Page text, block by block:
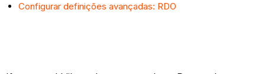
Configurar definições avançadas: RDO